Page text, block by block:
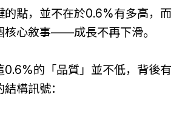
的點，並不在於0.6%有多高，而
核心敘事——成長不再下滑。
0.6%的「品質」並不低，背後有
構訊號：